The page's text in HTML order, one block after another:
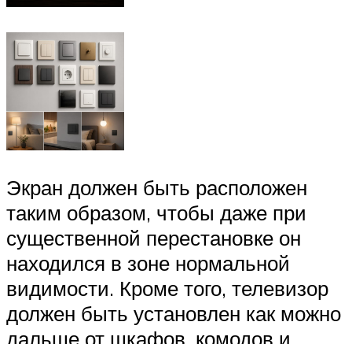
Экран должен быть расположен
таким образом, чтобы даже при
существенной перестановке он
находился в зоне нормальной
видимости. Кроме того, телевизор
должен быть установлен как можно
дальше от шкафов, комодов и